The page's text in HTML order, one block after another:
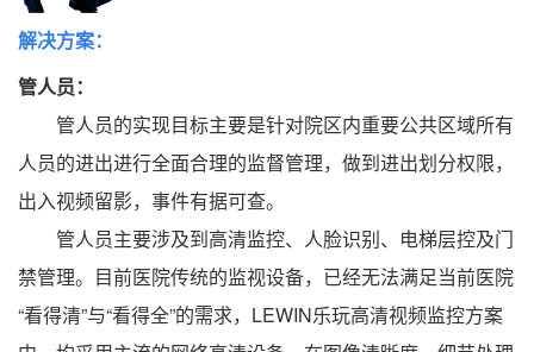
解决方案：
管人员：
管人员的实现目标主要是针对院区内重要公共区域所有
人员的进出进行全面合理的监督管理，做到进出划分权限，
出入视频留影，事件有据可查。
管人员主要涉及到高清监控、人脸识别、电梯层控及门
禁管理。目前医院传统的监视设备，已经无法满足当前医院
“看得清”与“看得全”的需求，LEWIN乐玩高清视频监控方案